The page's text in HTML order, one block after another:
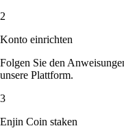
2
Konto einrichten
Folgen Sie den
unsere Plattform.
3
Enjin Coin staken